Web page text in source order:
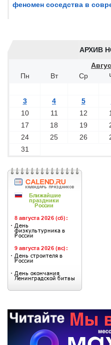
феномен соседства в
АРХИВ
Пн
Вт Ср
3
4 5
10
11 12
17
18 19
24
25 26
31